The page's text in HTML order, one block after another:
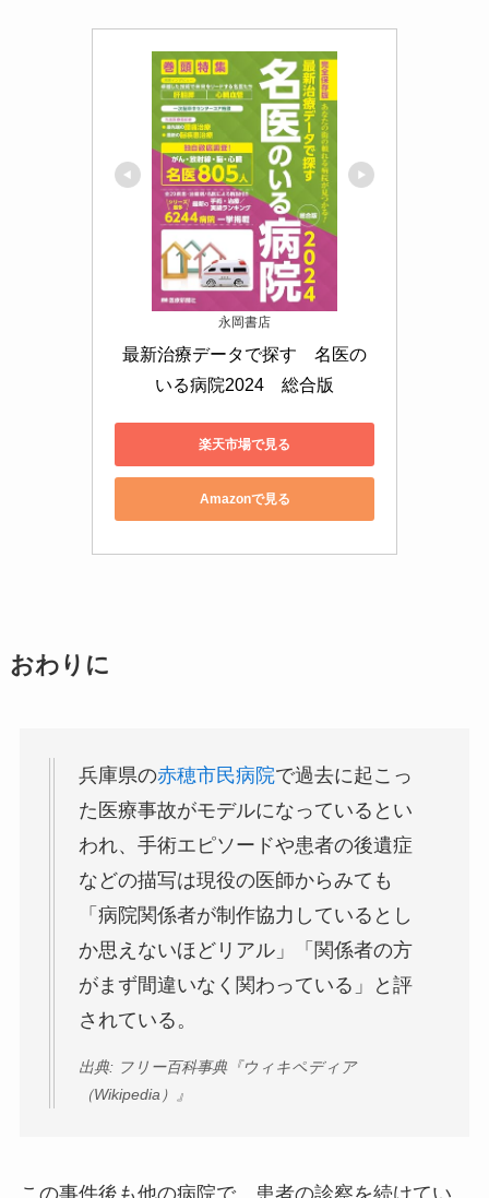
永岡書店
最新治療データで探す　名医の
いる病院2024　総合版
楽天市場で見る
Amazonで見る
おわりに
兵庫県の赤穂市民病院で過去に起こっ
た医療事故がモデルになっているとい
われ、手術エピソードや患者の後遺症
などの描写は現役の医師からみても
「病院関係者が制作協力しているとし
か思えないほどリアル」「関係者の方
がまず間違いなく関わっている」と評
されている。
出典: フリー百科事典『ウィキペディア
（Wikipedia）』